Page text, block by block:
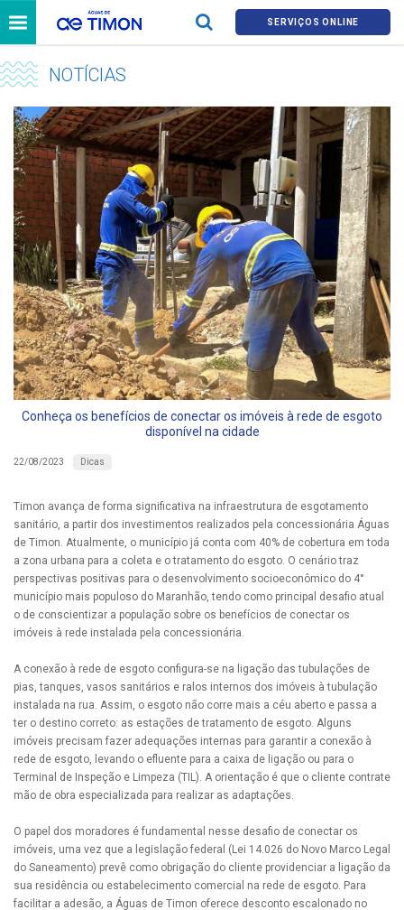
SERVIÇOS ONLINE
NOTÍCIAS
Conheça os benefícios de conectar os imóveis à rede de esgoto
disponível na cidade
22/08/2023 Dicas
Timon avança de forma significativa na infraestrutura de esgotamento
sanitário, a partir dos investimentos realizados pela concessionária Águas
de Timon. Atualmente, o município já conta com 40% de cobertura em toda
a zona urbana para a coleta e o tratamento do esgoto. O cenário traz
perspectivas positivas para o desenvolvimento socioeconômico do 4°
município mais populoso do Maranhão, tendo como principal desafio atual
o de conscientizar a população sobre os benefícios de conectar os
imóveis à rede instalada pela concessionária.
A conexão à rede de esgoto configura-se na ligação das tubulações de
pias, tanques, vasos sanitários e ralos internos dos imóveis à tubulação
instalada na rua. Assim, o esgoto não corre mais a céu aberto e passa a
ter o destino correto: as estações de tratamento de esgoto. Alguns
imóveis precisam fazer adequações internas para garantir a conexão à
rede de esgoto, levando o efluente para a caixa de ligação ou para o
Terminal de Inspeção e Limpeza (TIL). A orientação é que o cliente contrate
mão de obra especializada para realizar as adaptações.
O papel dos moradores é fundamental nesse desafio de conectar os
imóveis, uma vez que a legislação federal (Lei 14.026 do Novo Marco Legal
do Saneamento) prevê como obrigação do cliente providenciar a ligação da
sua residência ou estabelecimento comercial na rede de esgoto. Para
facilitar a adesão, a Águas de Timon oferece desconto escalonado no